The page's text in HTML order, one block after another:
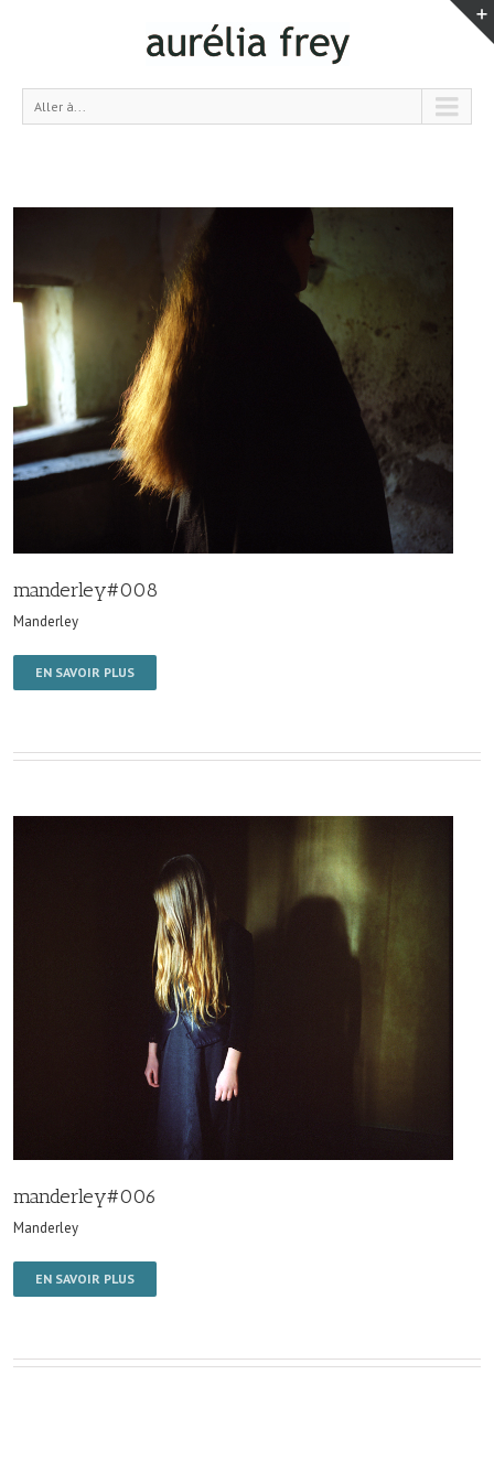
Aller à...
manderley#008
Manderley
EN SAVOIR PLUS
manderley#006
Manderley
EN SAVOIR PLUS